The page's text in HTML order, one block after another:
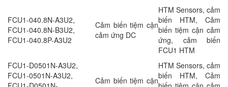
FCU1-040.8N-A3U2,
FCU1-040.8N-B3U2,
FCU1-040.8P-A3U2
Cảm biến tiệm cận
cảm ứng DC
HTM Sensors, cảm
biến HTM, Cảm
biến tiệm cận cảm
ứng, cảm biến
FCU1 HTM
FCU1-D0501N-A3U2,
FCU1-0501N-A3U2,
Cảm biến tiệm cận
HTM Sensors, cảm
biến HTM, Cảm